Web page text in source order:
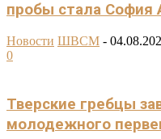
пробы стала София
Новости ШВСМ -
0
Тверские гребцы
молодежного